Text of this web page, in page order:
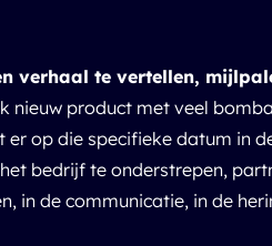
verhaal te vertellen,
nieuw product met veel
op die specifieke datum in
bedrijf te onderstrepen,
in de communicatie, in de